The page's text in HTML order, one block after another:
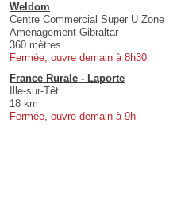
Weldom
Centre Commercial Super U Zone
Aménagement Gibraltar
360 mètres
Fermée, ouvre demain à 8h30
France Rurale - Laporte
Ille-sur-Têt
18 km
Fermée, ouvre demain à 9h